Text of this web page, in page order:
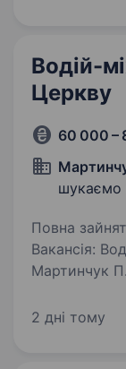
Водій-
Церкву
60 000 –
шукаємо
Повна
Вакансія:
Мартинчук
що
2 дні тому